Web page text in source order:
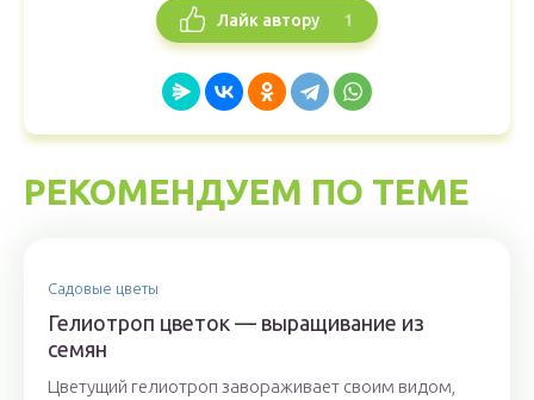
Лайк автору 1
РЕКОМЕНДУЕМ ПО ТЕМЕ
Садовые цветы
Гелиотроп цветок — выращивание из
семян
Цветущий гелиотроп завораживает своим видом,